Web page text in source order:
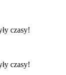
czasy!
czasy!